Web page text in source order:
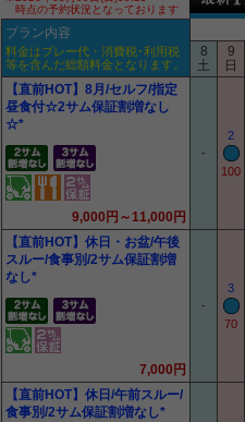
時点の予約状況となっております
プラン内容
料金はプレー代・消費税･利用税
等を含んだ総額料金となります。
8
土
9
日
【直前HOT】8月/セルフ/指定
昼食付☆2サム保証割増なし
☆*
9,000円～11,000円
-
2
100
【直前HOT】休日・お盆/午後
スルー/食事別/2サム保証割増
なし*
7,000円
-
3
70
【直前HOT】休日/午前スルー/
食事別/2サム保証割増なし*